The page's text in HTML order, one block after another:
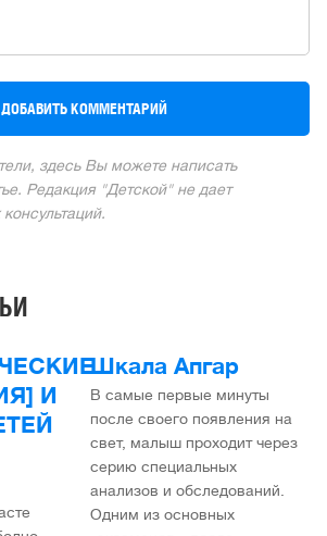
здесь Вы можете написать
Редакция "Детской" не дает
И
Шкала Апгар
В самые первые минуты
после своего появления на
свет, малыш проходит через
серию специальных
анализов и обследований.
Одним из основных